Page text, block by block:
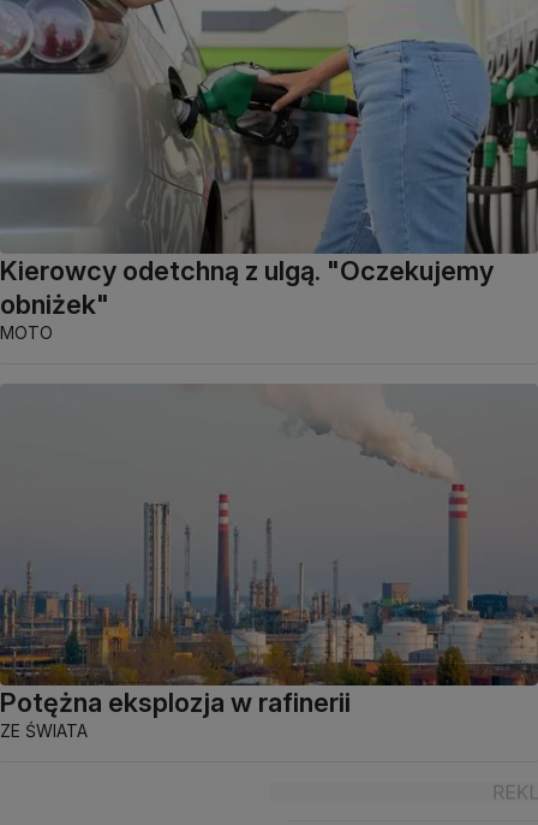
Kierowcy odetchną z ulgą. "Oczekujemy
obniżek"
MOTO
Potężna eksplozja w rafinerii
ZE ŚWIATA